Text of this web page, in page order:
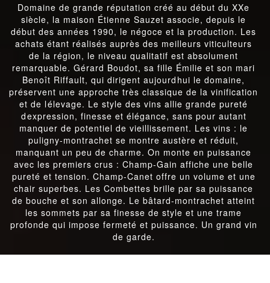
Domaine de grande réputation créé au début du XXe
siècle, la maison Étienne Sauzet associe, depuis le
début des années 1990, le négoce et la production. Les
achats étant réalisés auprès des meilleurs viticulteurs
de la région, le niveau qualitatif est absolument
remarquable. Gérard Boudot, sa fille Émilie et son mari
Benoît Riffault, qui dirigent aujourdhui le domaine,
préservent une approche très classique de la vinification
et de lélevage. Le style des vins allie grande pureté
dexpression, finesse et élégance, sans pour autant
manquer de potentiel de vieillissement. Les vins : le
puligny-montrachet se montre austère et réduit,
manquant un peu de charme. On monte en puissance
avec les premiers crus : Champ-Gain affiche une belle
pureté et tension. Champ-Canet offre un volume et une
chair superbes. Les Combettes brille par sa puissance
de bouche et son allonge. Le bâtard-montrachet atteint
les sommets par sa finesse de style et une trame
profonde qui impose fermeté et puissance. Un grand vin
de garde.